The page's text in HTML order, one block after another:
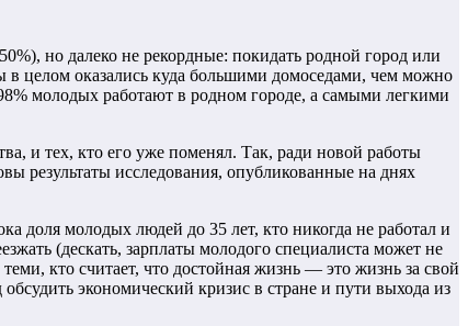
но далеко не рекордные: покидать родной город или
целом оказались куда большими домоседами, чем можно
молодых работают в родном городе, а самыми легкими
и тех, кто его уже поменял. Так, ради новой работы
результаты исследования, опубликованные на днях
доля молодых людей до 35 лет, кто никогда не работал и
(дескать, зарплаты молодого специалиста может не
кто считает, что достойная жизнь — это жизнь за свой
экономический кризис в стране и пути выхода из